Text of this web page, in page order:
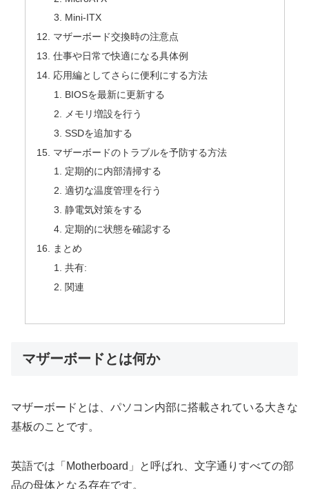
Mini-ITX
マザーボード交換時の注意点
仕事や日常で快適になる具体例
応用編としてさらに便利にする方法
BIOSを最新に更新する
メモリ増設を行う
SSDを追加する
マザーボードのトラブルを予防する方法
定期的に内部清掃する
適切な温度管理を行う
静電気対策をする
定期的に状態を確認する
まとめ
共有:
関連
マザーボードとは何か
マザーボードとは、パソコン内部に搭載されている大きな
基板のことです。
英語では「Motherboard」と呼ばれ、文字通りすべての部
品の母体となる存在です。